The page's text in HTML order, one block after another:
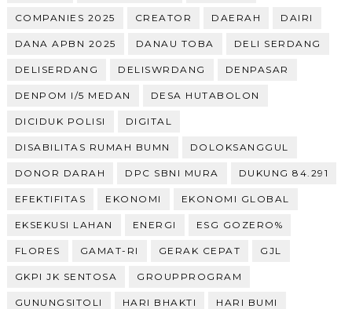
COMPANIES 2025 CREATOR DAERAH DAIRI
DANA APBN 2025 DANAU TOBA DELI SERDANG
DELISERDANG DELISWRDANG DENPASAR
DENPOM I/5 MEDAN DESA HUTABOLON
DICIDUK POLISI DIGITAL
DISABILITAS RUMAH BUMN DOLOKSANGGUL
DONOR DARAH DPC SBNI MURA DUKUNG 84.291
EFEKTIFITAS EKONOMI EKONOMI GLOBAL
EKSEKUSI LAHAN ENERGI ESG GOZERO%
FLORES GAMAT-RI GERAK CEPAT GJL
GKPI JK SENTOSA GROUPPROGRAM
GUNUNGSITOLI HARI BHAKTI HARI BUMI